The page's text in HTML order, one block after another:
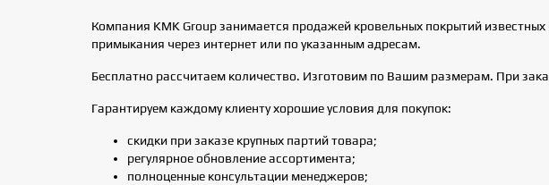
Компания KMK Group занимается продажей кровельных покрытий
примыкания через интернет или по указанным адресам.
Бесплатно рассчитаем количество. Изготовим по Вашим размерам. При
Гарантируем каждому клиенту хорошие условия для покупок:
скидки при заказе крупных партий товара;
регулярное обновление ассортимента;
полноценные консультации менеджеров;